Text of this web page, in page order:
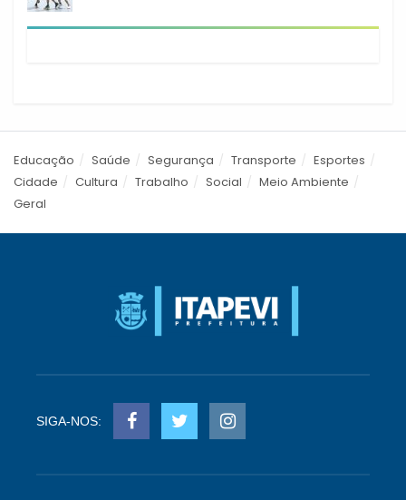
Educação Saúde Segurança Transporte
Esportes
Cidade
Cultura Trabalho Social
Meio Ambiente
Geral
SIGA-NOS: